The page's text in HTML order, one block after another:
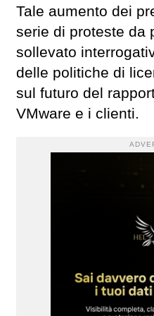
Tale aumento dei
serie di proteste da
sollevato
delle politiche di
sul futuro del
VMware e i clienti.